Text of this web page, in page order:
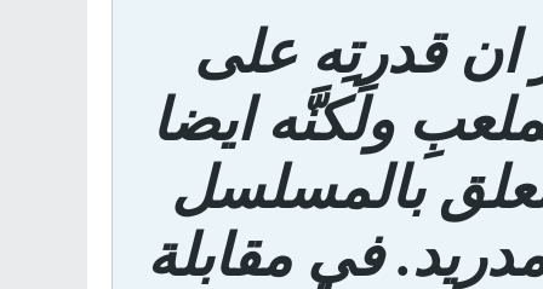
ان قدرتِه على
ولَكنَّه ايضا
بالمسلسل
في مقابلة